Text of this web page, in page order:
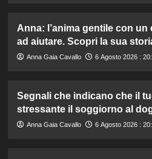
Anna: l’anima gentile con
ad aiutare. Scopri la sua
Anna Gaia Cavallo 6 Agosto 2026 :
Segnali che indicano che il
stressante il soggiorno al
Anna Gaia Cavallo 6 Agosto 2026 :